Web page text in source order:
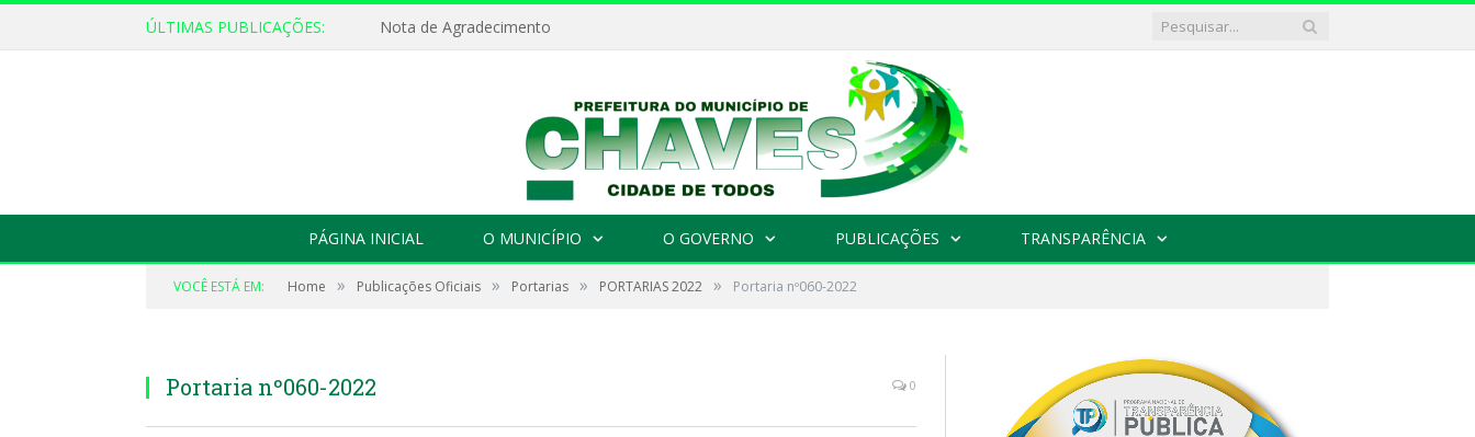
ÚLTIMAS PUBLICAÇÕES: Nota de Agradecimento
PÁGINA INICIAL O MUNICÍPIO O GOVERNO PUBLICAÇÕES TRANSPARÊNCIA
VOCÊ ESTÁ EM: Home » Publicações Oficiais » Portarias » PORTARIAS 2022 » Portaria nº060-2022
Portaria nº060-2022 0